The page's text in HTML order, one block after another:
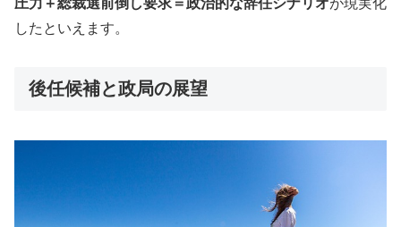
圧力＋総裁選前倒し要求＝政治的な辞任シナリオが現実化
したといえます。
後任候補と政局の展望